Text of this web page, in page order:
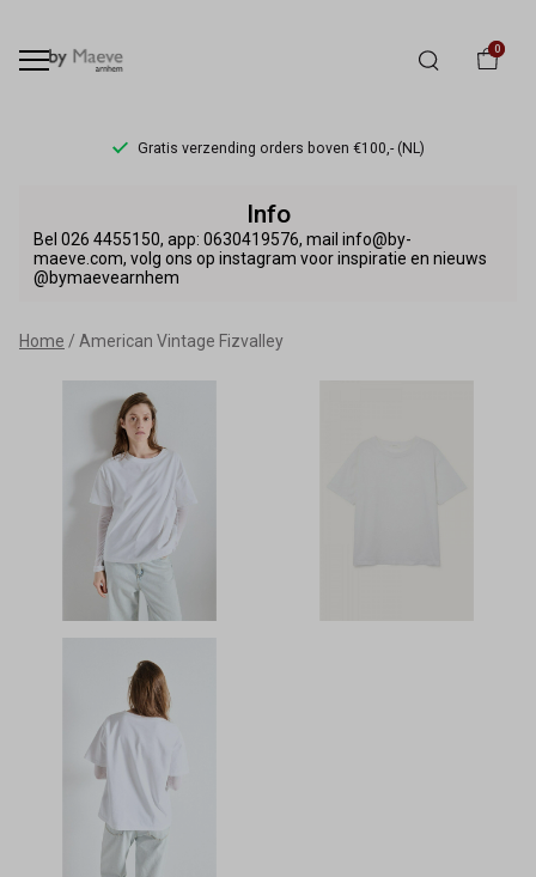
0
Gratis verzending orders boven €100,- (NL)
Vintage
Fizvalley
Maeve
Info
Bel 026 4455150, app: 0630419576, mail info@by-
maeve.com, volg ons op instagram voor inspiratie en nieuws
@bymaevearnhem
Home American Vintage Fizvalley